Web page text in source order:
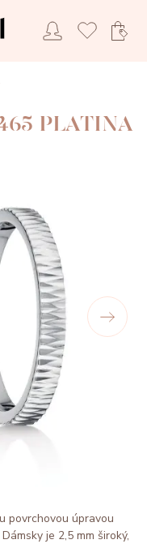
PLATINA
povrchovou úpravou
je 2,5 mm široký,